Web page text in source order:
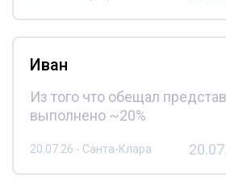
Иван
Из того что обещал
выполнено ~20%
20.07.26 - Санта-Клара